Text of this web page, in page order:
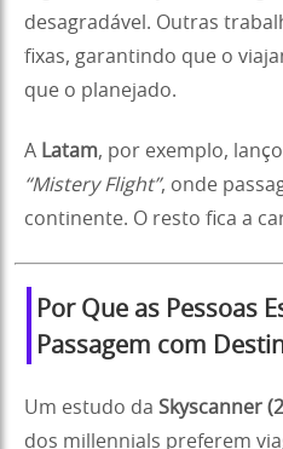
desagradável. Outras
fixas, garantindo que o
que o planejado.
A Latam, por exemplo,
“Mistery Flight”, onde
continente. O resto fica a
Por Que as Pessoas
Passagem com
Um estudo da Skyscanner
dos millennials preferem